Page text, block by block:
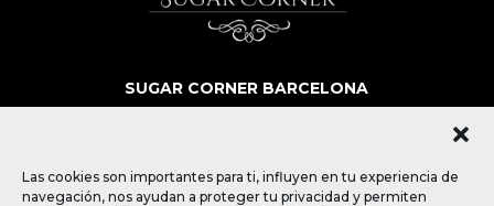
Las cookies son importantes para ti, influyen en tu experiencia de
navegación, nos ayudan a proteger tu privacidad y permiten
SUGAR CORNER BARCELONA
SOBRE NOSOTROS
CONTACTO